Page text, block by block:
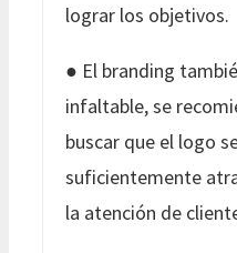
lograr los objetivos.
● El branding
infaltable, se
buscar que el logo
suficientemente
la atención de